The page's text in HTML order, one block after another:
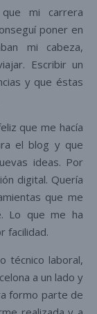
mi carrera
poner en
mi cabeza,
Escribir un
y que éstas
que me hacía
el blog y que
ideas. Por
digital. Quería
que me
Lo que me ha
facilidad.
técnico laboral,
a un lado y
formo parte de